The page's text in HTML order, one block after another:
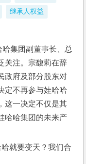
继承人权益
集团副董事长、总
关注。宗馥莉在辞
政府及部分股东对
定不再参与娃哈哈
这一决定不仅是其
哈哈集团的未来产
就要变天？我们合